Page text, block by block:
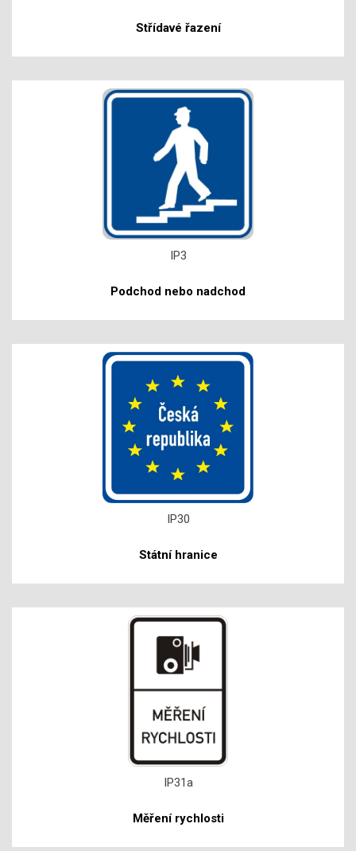
Střídavé řazení
IP3
Podchod nebo nadchod
IP30
Státní hranice
IP31a
Měření rychlosti